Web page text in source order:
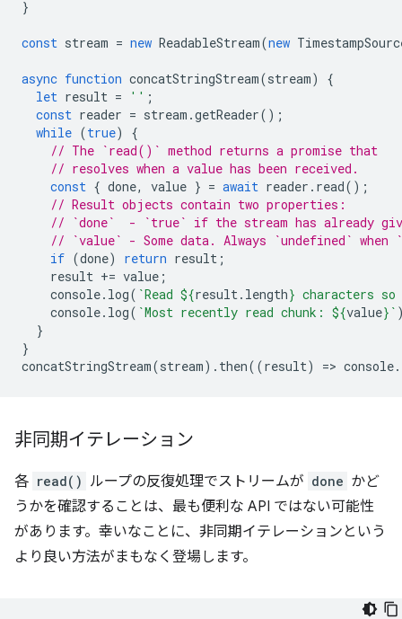
}
const stream = new ReadableStream(new
async function concatStringStream(stream)
{
let result = '' ;
const reader = stream .getReader();
while (true)
{
// The `read()` method returns a promise that
// resolves when a value has been received.
const { done, value } = await reader . read();
// Result objects contain two properties:
// `done`  - `true` if the stream has already
// `value` - Some data. Always `undefined`
if (done) return result ;
result += value ;
console. log( `Read ${result. length} characters
console. log( `Most recently read chunk: ${value} `
}
}
concatStringStream(stream). then((result) => console.
非同期イテレーション
各 read() ループの反復処理でストリームが done かど
うかを確認することは、最も便利な API ではない可能性
があります。幸いなことに、非同期イテレーションという
より良い方法がまもなく登場します。